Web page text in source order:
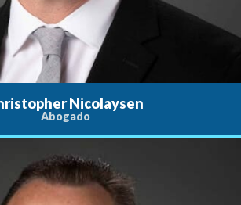
Nicolaysen
Abogado